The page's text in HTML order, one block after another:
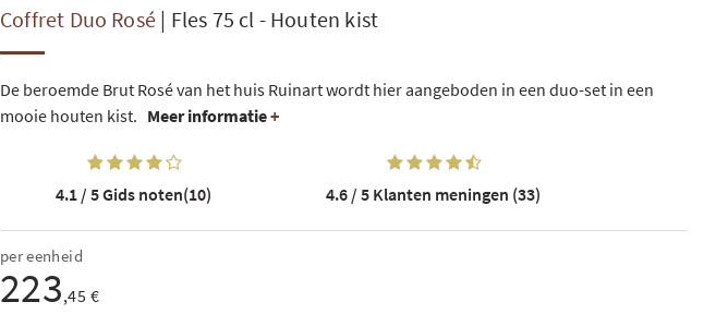
Coffret Duo Rosé | Fles 75 cl - Houten kist
De beroemde Brut Rosé van het huis Ruinart wordt hier aangeboden in een duo-set in een
mooie houten kist. Meer informatie+
4.1 / 5Gids noten(10) 4.6 / 5 Klanten meningen (33)
per eenheid
223,45 €